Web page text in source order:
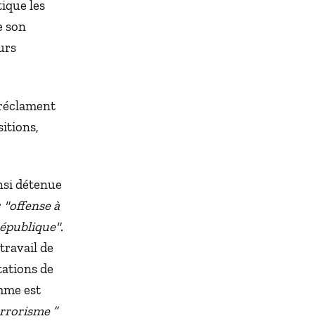
les
son
détenue
"offense à
.
de
de
est
”